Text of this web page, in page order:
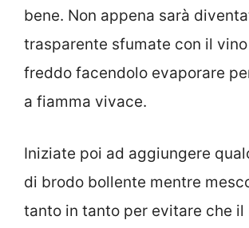
bene. Non appena sarà
trasparente sfumate con il
freddo facendolo evaporare
a fiamma vivace.
Iniziate poi ad aggiungere
di brodo bollente mentre
tanto in tanto per evitare che il